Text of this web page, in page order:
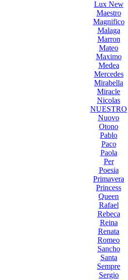
Lux New
Maestro
Magnifico
Malaga
Marron
Mateo
Maximo
Medea
Mercedes
Mirabella
Miracle
Nicolas
NUESTRO
Nuovo
Otono
Pablo
Paco
Paola
Per
Poesia
Primavera
Princess
Queen
Rafael
Rebeca
Reina
Renata
Romeo
Sancho
Santa
Sempre
Sergio